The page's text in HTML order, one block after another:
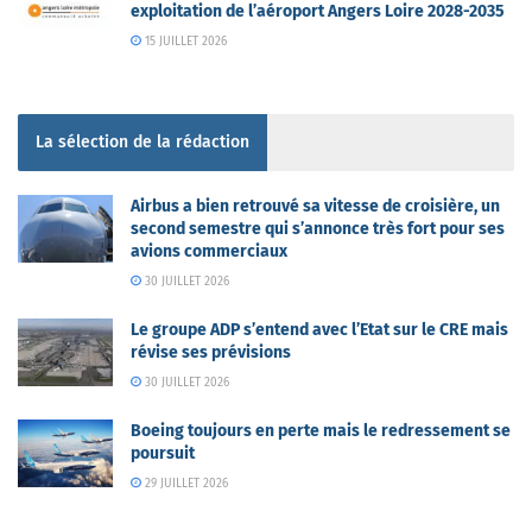
exploitation de l’aéroport Angers Loire 2028-2035
15 JUILLET 2026
La sélection de la rédaction
Airbus a bien retrouvé sa vitesse de croisière, un
second semestre qui s’annonce très fort pour ses
avions commerciaux
30 JUILLET 2026
Le groupe ADP s’entend avec l’Etat sur le CRE mais
révise ses prévisions
30 JUILLET 2026
Boeing toujours en perte mais le redressement se
poursuit
29 JUILLET 2026